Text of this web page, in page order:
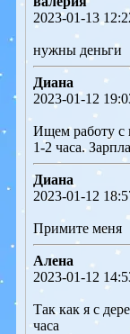
2023-01-13
нужны деньги
Диана
2023-01-12
Ищем работу с
1-2 часа.
Диана
2023-01-12
Примите меня
Алена
2023-01-12
Так как я с
часа